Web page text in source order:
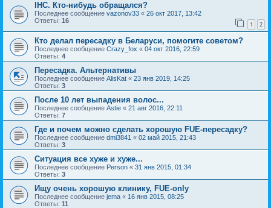
IHC. Кто-нибудь обращался?
Последнее сообщение vazonov33 « 26 окт 2017, 13:42
Ответы: 16 1 2
Кто делал пересадку в Беларуси, помогите советом?
Последнее сообщение Crazy_fox « 04 окт 2016, 22:59
Ответы: 4
Пересадка. Альтернативы
Последнее сообщение AlisKat « 23 янв 2019, 14:25
Ответы: 3
После 10 лет выпадения волос...
Последнее сообщение Astie « 21 авг 2016, 22:11
Ответы: 7
Где и почем можно сделать хорошую FUE-пересадку?
Последнее сообщение dmi3841 « 02 май 2015, 21:43
Ответы: 3
Ситуация все хуже и хуже...
Последнее сообщение Person « 31 янв 2015, 01:34
Ответы: 3
Ищу очень хорошую клинику, FUE-only
Последнее сообщение jema « 16 янв 2015, 08:25
Ответы: 11